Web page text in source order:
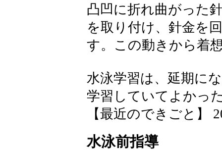
凸凹に折れ曲がった
を取り付け、針金を
す。この動きから着
水泳学習は、延期に
学習していてよかっ
【最近のできごと】
水泳前指導